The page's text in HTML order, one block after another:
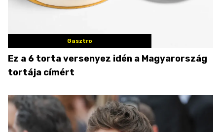
Gasztro
Ez a 6 torta versenyez idén a Magyarország
tortája címért